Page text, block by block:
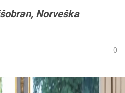
Norveška
0